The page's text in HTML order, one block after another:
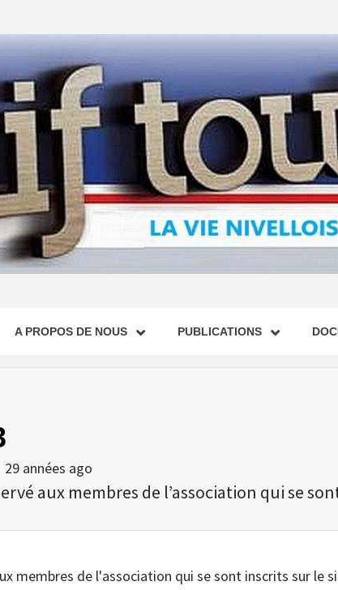
A PROPOS DE NOUS PUBLICATIONS
29 années ago
aux membres de l’association qui se
membres de l'association qui se sont inscrits sur le